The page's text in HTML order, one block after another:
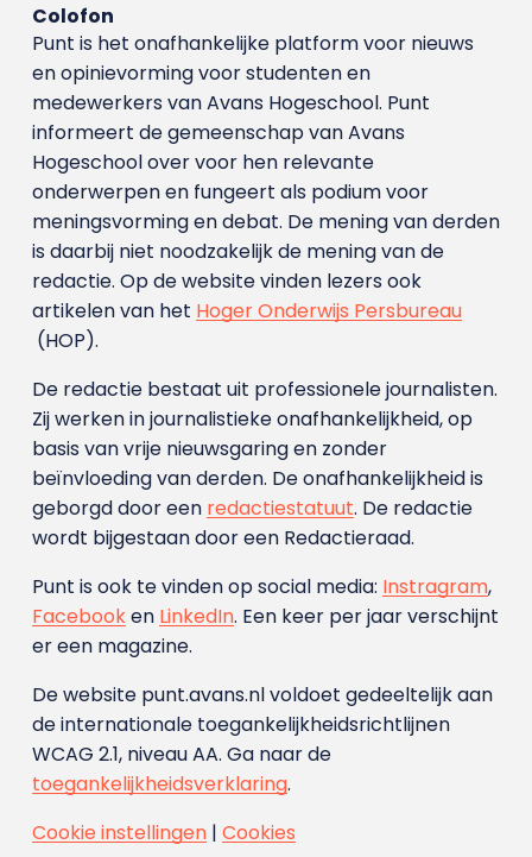
Colofon
Punt is het onafhankelijke platform voor nieuws
en opinievorming voor studenten en
medewerkers van Avans Hoge­school. Punt
informeert de gemeenschap van Avans
Hogeschool over voor hen relevante
onderwerpen en fungeert als podium voor
meningsvorming en debat. De mening van derden
is daarbij niet noodzakelijk de mening van de
redactie. Op de website vinden lezers ook
artikelen van het Hoger Onderwijs Persbureau
(HOP).
De redactie bestaat uit professionele journalisten.
Zij werken in journalistieke onafhankelijkheid, op
basis van vrije nieuwsgaring en zonder
beïnvloeding van derden. De onafhankelijkheid is
geborgd door een redactiestatuut. De redactie
wordt bijgestaan door een Redactieraad.
Punt is ook te vinden op social media: Instragram,
Facebooken LinkedIn. Een keer per jaar verschijnt
er een magazine.
De website punt.avans.nl voldoet gedeeltelijk aan
de internationale toegankelijkheidsrichtlijnen
WCAG 2.1, niveau AA. Ga naar de
toegankelijkheidsverklaring.
Cookie instellingen| Cookies